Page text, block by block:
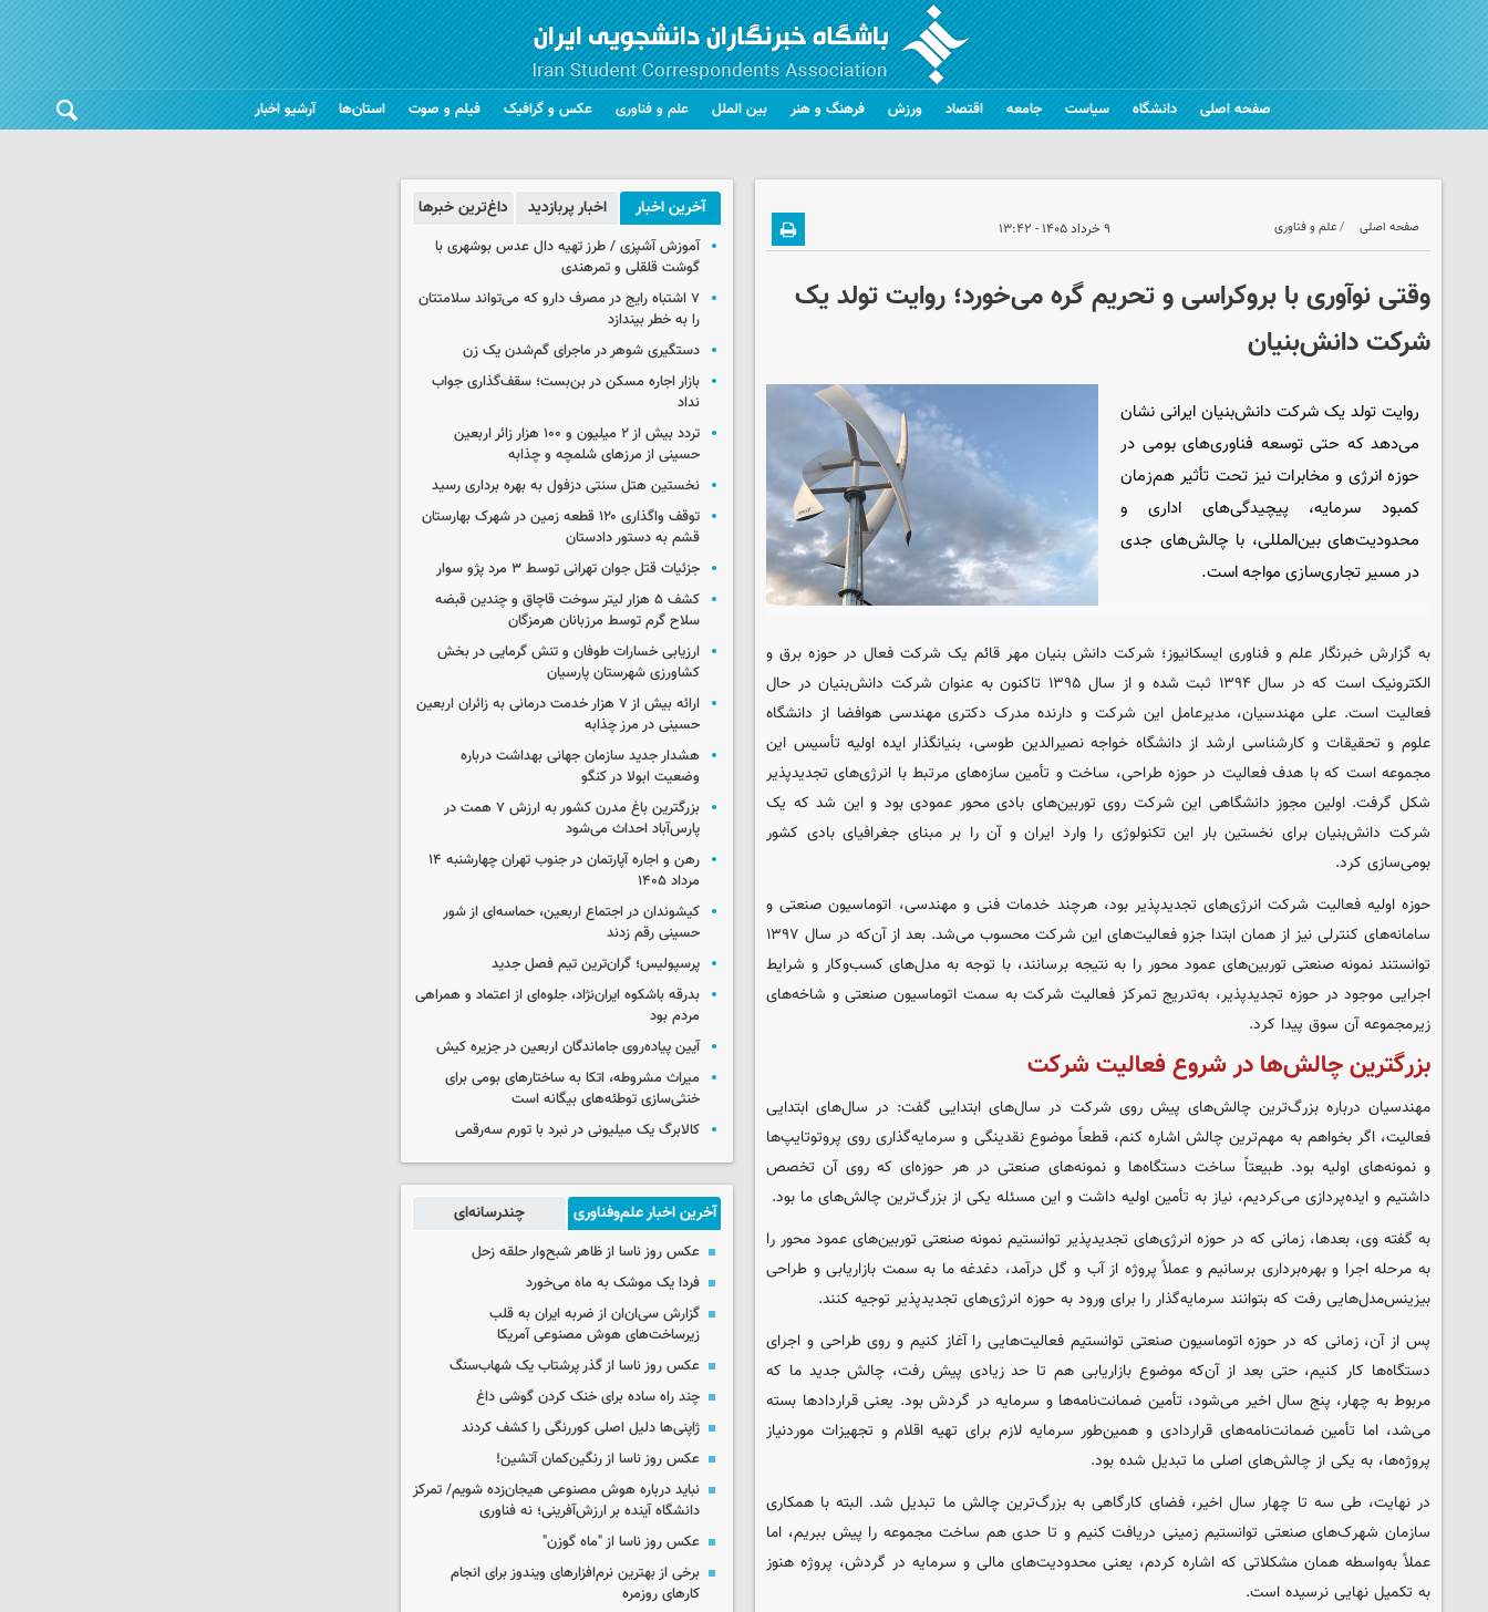
صفحه اصلی دانشگاه سیاست جامعه اقتصاد ورزش فرهنگ و هنر بین الملل علم و فناوری عکس و گرافیک فیلم و صوت استان‌ها آرشیو اخبار
صفحه اصلی علم و فناوری ۹ خرداد ۱۴۰۵ - ۱۳:۴۲
وقتی نوآوری با بروکراسی و تحریم گره می‌خورد؛ روایت تولد یک
شرکت دانش‌بنیان
روایت تولد یک شرکت دانش‌بنیان ایرانی نشان
می‌دهد که حتی توسعه فناوری‌های بومی در
حوزه انرژی و مخابرات نیز تحت تأثیر هم‌زمان
کمبود سرمایه، پیچیدگی‌های اداری و
محدودیت‌های بین‌المللی، با چالش‌های جدی
در مسیر تجاری‌سازی مواجه است.
به گزارش خبرنگار علم و فناوری ایسکانیوز؛ شرکت دانش بنیان مهر قائم یک شرکت فعال در حوزه برق و
الکترونیک است که در سال ۱۳۹۴ ثبت شده و از سال ۱۳۹۵ تاکنون به‌ عنوان شرکت دانش‌بنیان در حال
فعالیت است. علی مهندسیان، مدیرعامل این شرکت و دارنده مدرک دکتری مهندسی هوافضا از دانشگاه
علوم و تحقیقات و کارشناسی ارشد از دانشگاه خواجه نصیرالدین طوسی، بنیانگذار ایده اولیه تأسیس این
مجموعه است که با هدف فعالیت در حوزه طراحی، ساخت و تأمین سازه‌های مرتبط با انرژی‌های تجدیدپذیر
شکل گرفت. اولین مجوز دانشگاهی این شرکت روی توربین‌های بادی محور عمودی بود و این شد که یک
شرکت دانش‌بنیان برای نخستین بار این تکنولوژی را وارد ایران و آن را بر مبنای جغرافیای بادی کشور
بومی‌سازی کرد.
حوزه اولیه فعالیت شرکت انرژی‌های تجدیدپذیر بود، هرچند خدمات فنی و مهندسی، اتوماسیون صنعتی و
سامانه‌های کنترلی نیز از همان ابتدا جزو فعالیت‌های این شرکت محسوب می‌شد. بعد از آن‌که در سال ۱۳۹۷
توانستند نمونه صنعتی توربین‌های عمود محور را به نتیجه برسانند، با توجه به مدل‌های کسب‌وکار و شرایط
اجرایی موجود در حوزه تجدیدپذیر، به‌تدریج تمرکز فعالیت شرکت به سمت اتوماسیون صنعتی و شاخه‌های
زیرمجموعه آن سوق پیدا کرد.
بزرگترین چالش‌ها در شروع فعالیت شرکت
مهندسیان درباره بزرگ‌ترین چالش‌های پیش روی شرکت در سال‌های ابتدایی گفت: در سال‌های ابتدایی
فعالیت، اگر بخواهم به مهم‌ترین چالش اشاره کنم، قطعاً موضوع نقدینگی و سرمایه‌گذاری روی پروتوتایپ‌ها
و نمونه‌های اولیه بود. طبیعتاً ساخت دستگاه‌ها و نمونه‌های صنعتی در هر حوزه‌ای که روی آن تخصص
داشتیم و ایده‌پردازی می‌کردیم، نیاز به تأمین اولیه داشت و این مسئله یکی از بزرگ‌ترین چالش‌های ما بود.
به گفته وی، بعدها، زمانی که در حوزه انرژی‌های تجدیدپذیر توانستیم نمونه صنعتی توربین‌های عمود محور را
به مرحله اجرا و بهره‌برداری برسانیم و عملاً پروژه از آب و گل درآمد، دغدغه ما به سمت بازاریابی و طراحی
بیزینس‌مدل‌هایی رفت که بتوانند سرمایه‌گذار را برای ورود به حوزه انرژی‌های تجدیدپذیر توجیه کنند.
پس از آن، زمانی که در حوزه اتوماسیون صنعتی توانستیم فعالیت‌هایی را آغاز کنیم و روی طراحی و اجرای
دستگاه‌ها کار کنیم، حتی بعد از آن‌که موضوع بازاریابی هم تا حد زیادی پیش رفت، چالش جدید ما که
مربوط به چهار، پنج سال اخیر می‌شود، تأمین ضمانت‌نامه‌ها و سرمایه در گردش بود. یعنی قراردادها بسته
می‌شد، اما تأمین ضمانت‌نامه‌های قراردادی و همین‌طور سرمایه لازم برای تهیه اقلام و تجهیزات موردنیاز
پروژه‌ها، به یکی از چالش‌های اصلی ما تبدیل شده بود.
در نهایت، طی سه تا چهار سال اخیر، فضای کارگاهی به بزرگ‌ترین چالش ما تبدیل شد. البته با همکاری
سازمان شهرک‌های صنعتی توانستیم زمینی دریافت کنیم و تا حدی هم ساخت مجموعه را پیش ببریم، اما
عملاً به‌واسطه همان مشکلاتی که اشاره کردم، یعنی محدودیت‌های مالی و سرمایه در گردش، پروژه هنوز
به تکمیل نهایی نرسیده است.
آخرین اخبار اخبار پربازدید داغ‌ترین خبرها
آموزش آشپزی / طرز تهیه دال عدس بوشهری با
گوشت قلقلی و تمرهندی
۷ اشتباه رایج در مصرف دارو که می‌تواند سلامتتان
را به خطر بیندازد
دستگیری شوهر در ماجرای گم‌شدن یک زن
بازار اجاره مسکن در بن‌بست؛ سقف‌گذاری جواب
نداد
تردد بیش از ۲ میلیون و ۱۰۰ هزار زائر اربعین
حسینی از مرزهای شلمچه و چذابه
نخستین هتل سنتی دزفول به بهره برداری رسید
توقف واگذاری ۱۲۰ قطعه زمین در شهرک بهارستان
قشم به دستور دادستان
جزئیات قتل جوان تهرانی توسط ۳ مرد پژو سوار
کشف ۵ هزار لیتر سوخت قاچاق و چندین قبضه
سلاح گرم توسط مرزبانان هرمزگان
ارزیابی خسارات طوفان و تنش گرمایی در بخش
کشاورزی شهرستان پارسیان
ارائه بیش از ۷ هزار خدمت درمانی به زائران اربعین
حسینی در مرز چذابه
هشدار جدید سازمان جهانی بهداشت درباره
وضعیت ابولا در کنگو
بزرگترین باغ مدرن کشور به ارزش ۷ همت در
پارس‌آباد احداث می‌شود
رهن و اجاره آپارتمان در جنوب تهران چهارشنبه ۱۴
مرداد ۱۴۰۵
کیشوندان در اجتماع اربعین، حماسه‌ای از شور
حسینی رقم زدند
پرسپولیس؛ گران‌ترین تیم فصل جدید
بدرقه باشکوه ایران‌نژاد، جلوه‌ای از اعتماد و همراهی
مردم بود
آیین پیاده‌روی جاماندگان اربعین در جزیره کیش
میراث مشروطه، اتکا به ساختارهای بومی برای
خنثی‌سازی توطئه‌های بیگانه است
کالابرگ یک میلیونی در نبرد با تورم سه‌رقمی
آخرین اخبار علم‌وفناوری چندرسانه‌ای
عکس روز ناسا از ظاهر شبح‌وار حلقه زحل
فردا یک موشک به ماه می‌خورد
گزارش سی‌ان‌ان از ضربه ایران به قلب
زیرساخت‌های هوش مصنوعی آمریکا
عکس روز ناسا از گذر پرشتاب یک شهاب‌سنگ
چند راه‌ ساده برای خنک کردن گوشی داغ
ژاپنی‌ها دلیل اصلی کوررنگی را کشف کردند
عکس روز ناسا از رنگین‌کمان آتشین!
نباید درباره هوش مصنوعی هیجان‌زده شویم/ تمرکز
دانشگاه آینده بر ارزش‌آفرینی؛ نه فناوری
عکس روز ناسا از "ماه گوزن"
برخی از بهترین نرم‌افزارهای ویندوز برای انجام
کارهای روزمره